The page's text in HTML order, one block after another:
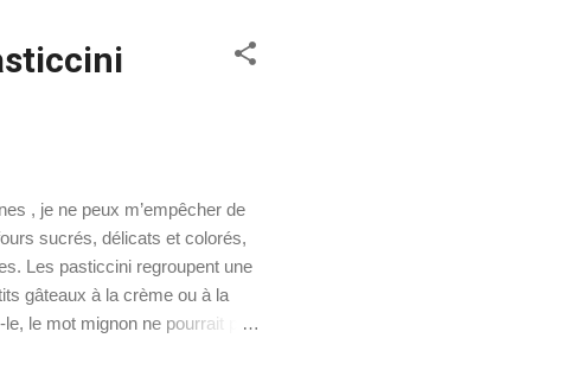
, je ne peux m’empêcher de
sucrés, délicats et colorés,
Les pasticcini regroupent une
gâteaux à la crème ou à la
le mot mignon ne pourrait pas